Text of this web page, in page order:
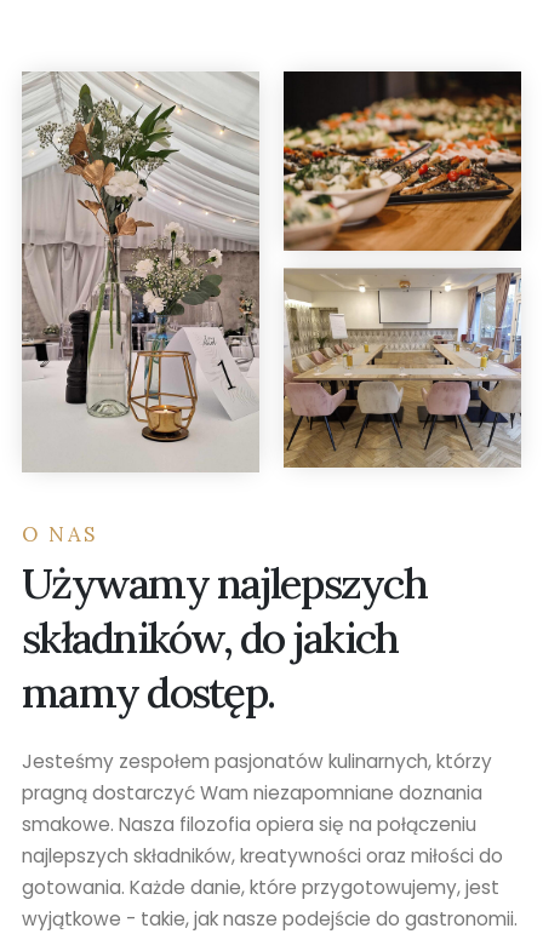
O NAS
Używamy najlepszych
składników, do jakich
mamy dostęp.
Jesteśmy zespołem pasjonatów kulinarnych, którzy
pragną dostarczyć Wam niezapomniane doznania
smakowe. Nasza filozofia opiera się na połączeniu
najlepszych składników, kreatywności oraz miłości do
gotowania. Każde danie, które przygotowujemy, jest
wyjątkowe - takie, jak nasze podejście do gastronomii.